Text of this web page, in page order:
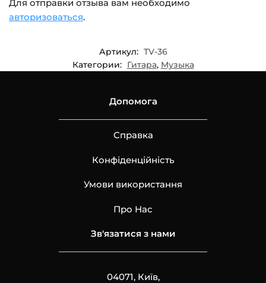
Для отправки отзыва вам необходимо
авторизоваться.
Артикул: TV-36
Категории: Гитара, Музыка
Допомога
Справка
Конфіденційність
Умови використання
Про Нас
Зв'язатися з нами
04071, Київ,